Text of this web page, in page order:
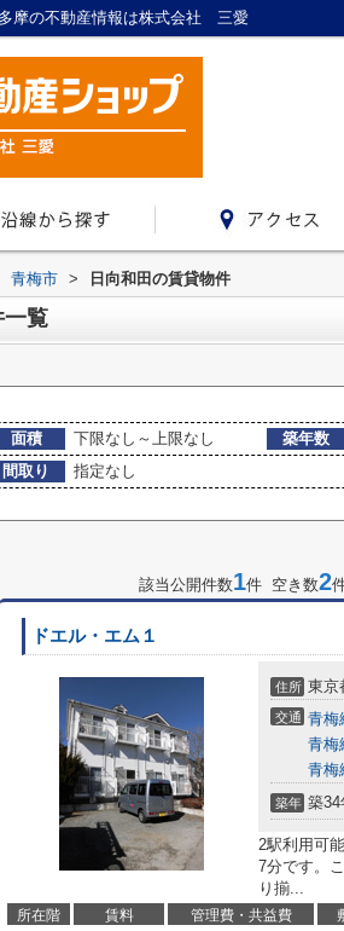
摩の不動産情報は株式会社 三愛
青梅市 > 日向和田の賃貸物件
一覧
面積 下限なし～上限なし 築年数
間取り
指定なし
該当公開件数1件 空き数2
ドエル・エム１
住所 東京
交通 青梅
青梅
青梅
築年 築34
2駅利用可
7分です。
り揃...
所在階 賃料 管理費・共益費